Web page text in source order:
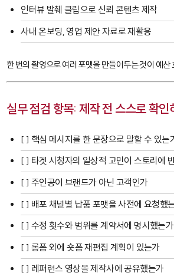
인터뷰 발췌 클립으로 신뢰 콘텐츠 제작
사내 온보딩, 영업 제안 자료로 재활용
한 번의 촬영으로 여러 포맷을 만들어두는 것이 예산
실무 점검 항목: 제작 전 스스로 확인
[ ] 핵심 메시지를 한 문장으로 말할 수 있는
[ ] 타겟 시청자의 일상적 고민이 스토리에
[ ] 주인공이 브랜드가 아닌 고객인가
[ ] 배포 채널별 납품 포맷을 사전에 요청했
[ ] 수정 횟수와 범위를 계약서에 명시했는가
[ ] 롱폼 외에 숏폼 재편집 계획이 있는가
[ ] 레퍼런스 영상을 제작사에 공유했는가